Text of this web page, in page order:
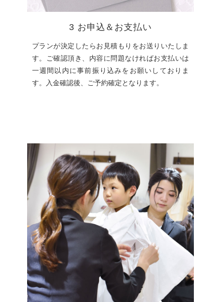
3 お申込＆お支払い
プランが決定したらお見積もりをお送りいたしま
す。ご確認頂き、内容に問題なければお支払いは
一週間以内に事前振り込みをお願いしておりま
す。入金確認後、ご予約確定となります。